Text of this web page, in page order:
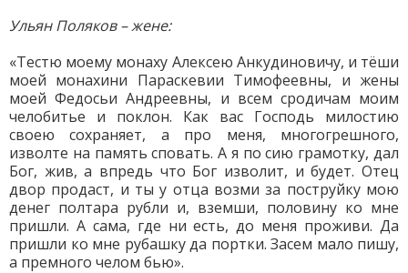
Ульян Поляков – жене:
«Тестю моему монаху Алексею Анкудиновичу, и тёши
моей монахини Параскевии Тимофеевны, и жены
моей Федосьи Андреевны, и всем сродичам моим
челобитье и поклон. Как вас Господь милостию
своею сохраняет, а про меня, многогрешного,
изволте на память сповать. А я по сию грамотку, дал
Бог, жив, а впредь что Бог изволит, и будет. Отец
двор продаст, и ты у отца возми за поструйку мою
денег полтара рубли и, вземши, половину ко мне
пришли. А сама, где ни есть, до меня проживи. Да
пришли ко мне рубашку да портки. Засем мало пишу,
а премного челом бью».